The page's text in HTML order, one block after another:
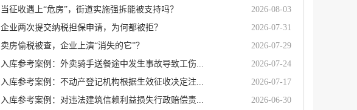
当征收遇上“危房”，街道实施强拆能被支持吗？
2026-08-03
企业两次提交纳税担保申请，为何都被拒？
2026-07-31
卖房偷税被查，企业上演“消失的它”？
2026-07-29
入库参考案例：外卖骑手送餐途中发生事故导致工伤...
2026-07-24
入库参考案例：不动产登记机构根据生效征收决定注...
2026-07-17
入库参考案例：对违法建筑信赖利益损失行政赔偿责...
2026-06-30